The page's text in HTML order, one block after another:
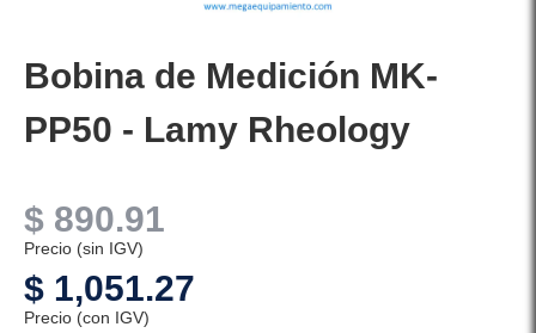
Bobina de Medición MK-
PP50 - Lamy Rheology
$ 890.91
Precio (sin IGV)
$ 1,051.27
Precio (con IGV)